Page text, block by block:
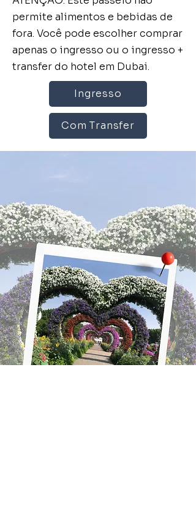
permite alimentos e bebidas de
fora. Você pode escolher comprar
apenas o ingresso ou o ingresso +
transfer do hotel em Dubai.
Ingresso
Com Transfer